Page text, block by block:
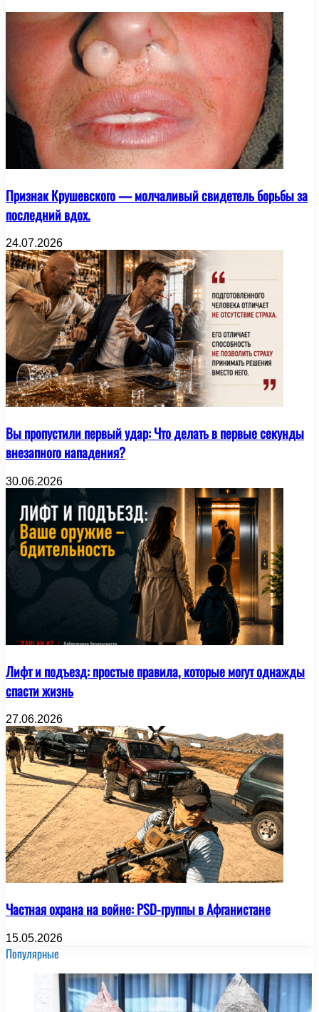
Признак Крушевского — молчаливый свидетель борьбы за
последний вдох.
24.07.2026
Вы пропустили первый удар: Что делать в первые секунды
внезапного нападения?
30.06.2026
Лифт и подъезд: простые правила, которые могут однажды
спасти жизнь
27.06.2026
Частная охрана на войне: PSD-группы в Афганистане
15.05.2026
Популярные